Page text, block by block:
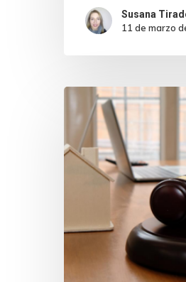
Susana
11 de marzo